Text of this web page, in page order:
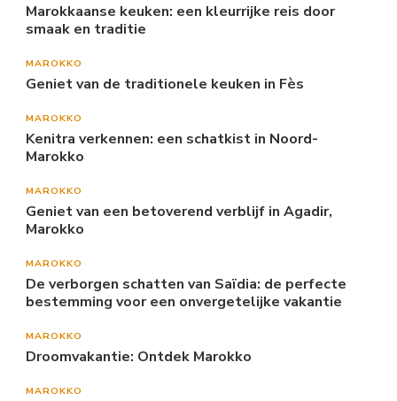
Marokkaanse keuken: een kleurrijke reis door
smaak en traditie
MAROKKO
Geniet van de traditionele keuken in Fès
MAROKKO
Kenitra verkennen: een schatkist in Noord-
Marokko
MAROKKO
Geniet van een betoverend verblijf in Agadir,
Marokko
MAROKKO
De verborgen schatten van Saïdia: de perfecte
bestemming voor een onvergetelijke vakantie
MAROKKO
Droomvakantie: Ontdek Marokko
MAROKKO